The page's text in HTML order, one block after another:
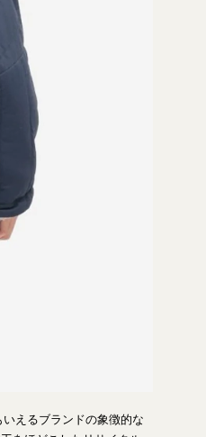
えるブランドの象徴的な